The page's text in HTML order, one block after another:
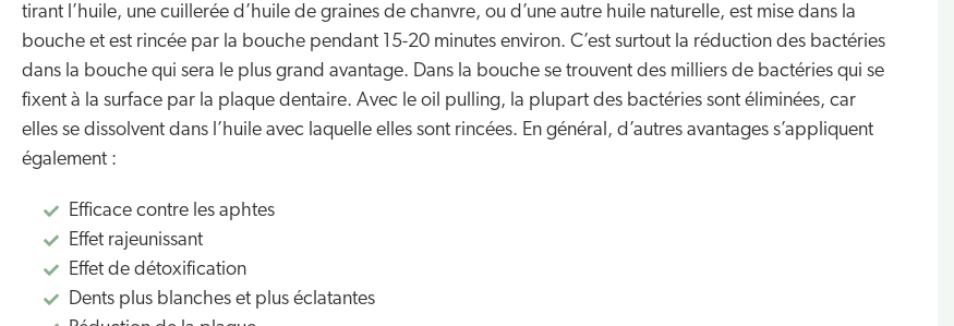
tirant l’huile, une cuillerée d’huile de graines de chanvre, ou d’une autre huile naturelle, est mise dans la
bouche et est rincée par la bouche pendant 15-20 minutes environ. C’est surtout la réduction des bactéries
dans la bouche qui sera le plus grand avantage. Dans la bouche se trouvent des milliers de bactéries qui se
fixent à la surface par la plaque dentaire. Avec le oil pulling, la plupart des bactéries sont éliminées, car
elles se dissolvent dans l’huile avec laquelle elles sont rincées. En général, d’autres avantages s’appliquent
également :
Efficace contre les aphtes
Effet rajeunissant
Effet de détoxification
Dents plus blanches et plus éclatantes